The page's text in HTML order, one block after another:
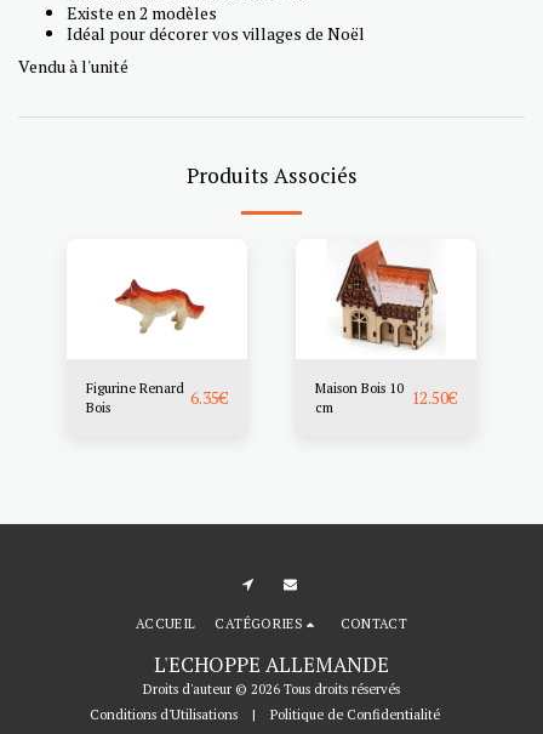
Existe en 2 modèles
Idéal pour décorer vos villages de Noël
Vendu à l'unité
Produits Associés
Figurine Renard
Bois
6.35€
Maison Bois 10
cm
12.50€
L'ECHOPPE ALLEMANDE
Droits d'auteur © 2026 Tous droits réservés
Conditions d'Utilisations| Politique de Confidentialité
ACCUEIL CATÉGORIES CONTACT